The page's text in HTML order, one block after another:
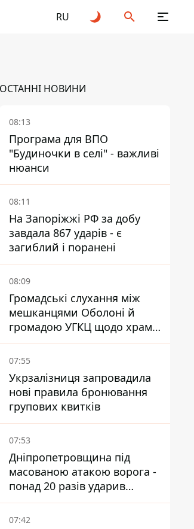
RU
ОСТАННІ НОВИНИ
08:13
Програма для ВПО
"Будиночки в селі" - важливі
нюанси
08:11
На Запоріжжі РФ за добу
завдала 867 ударів - є
загиблий і поранені
08:09
Громадські слухання між
мешканцями Оболоні й
громадою УГКЦ щодо храму
зірвалися
07:55
Укрзалізниця запровадила
нові правила бронювання
групових квитків
07:53
Дніпропетровщина під
масованою атакою ворога -
понад 20 разів ударив
дронами й артилерією
07:42